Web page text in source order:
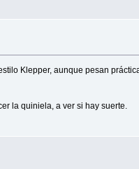
Klepper, aunque pesan
la quiniela, a ver si hay suerte.